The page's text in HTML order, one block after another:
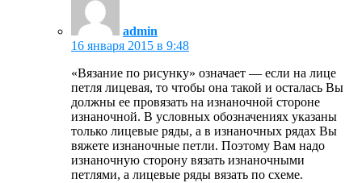
admin
16 января 2015 в 9:48
«Вязание по рисунку» означает — если на лице
петля лицевая, то чтобы она такой и осталась Вы
должны ее провязать на изнаночной стороне
изнаночной. В условных обозначениях указаны
только лицевые ряды, а в изнаночных рядах Вы
вяжете изнаночные петли. Поэтому Вам надо
изнаночную сторону вязать изнаночными
петлями, а лицевые ряды вязать по схеме.